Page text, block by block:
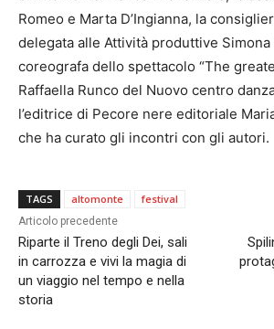
Romeo e Marta D’Ingianna, la
delegata alle Attività produttive
coreografa dello spettacolo “The
Raffaella Runco del Nuovo centro
l’editrice di Pecore nere editoriale
che ha curato gli incontri con gli autori.
TAGS altomonte festival
Articolo precedente
Riparte il Treno degli Dei, sali
in carrozza e vivi la magia di
un viaggio nel tempo e nella
storia